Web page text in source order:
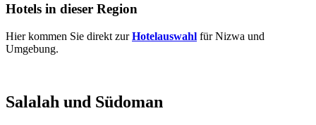
Hotels in dieser Region
Hier kommen Sie direkt zurHotelauswahl für Nizwa und
Umgebung.
Salalah und Südoman